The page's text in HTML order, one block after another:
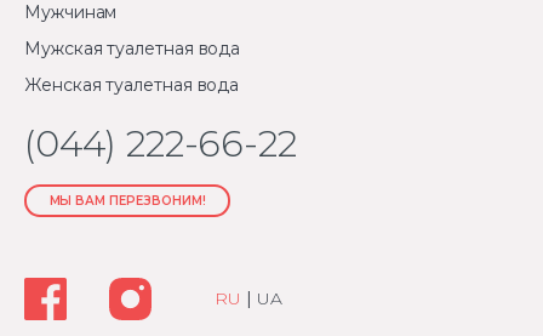
Мужчинам
Мужская туалетная вода
Женская туалетная вода
(044) 222-66-22
МЫ ВАМ ПЕРЕЗВОНИМ!
RU | UA